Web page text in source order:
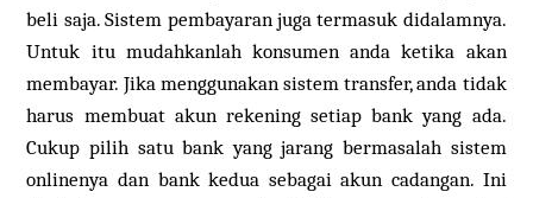
beli saja. Sistem pembayaran juga termasuk didalamnya.
Untuk itu mudahkanlah konsumen anda ketika akan
membayar. Jika menggunakan sistem transfer, anda tidak
harus membuat akun rekening setiap bank yang ada.
Cukup pilih satu bank yang jarang bermasalah sistem
onlinenya dan bank kedua sebagai akun cadangan. Ini